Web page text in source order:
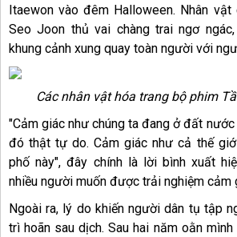
Itaewon vào đêm Halloween. Nhân
Seo Joon thủ vai chàng trai ngơ
khung cảnh xung quay toàn người với
Các nhân vật hóa trang bộ phim
"Cảm giác như chúng ta đang ở đất
đó thật tự do. Cảm giác như cả thế
phố này", đây chính là lời bình xuất
nhiều người muốn được trải nghiệm cảm
Ngoài ra, lý do khiến người dân tụ tập
trì hoãn sau dịch. Sau hai năm oằn